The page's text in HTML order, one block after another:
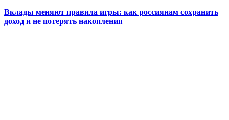
Вклады меняют правила игры: как россиянам сохранить
доход и не потерять накопления